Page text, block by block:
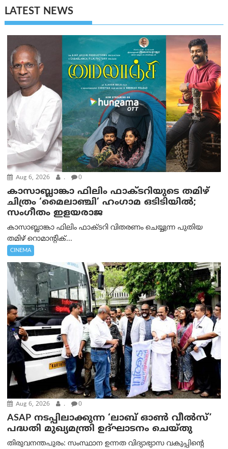
LATEST NEWS
Aug 6, 2026 . 0
കാസാബ്ലാങ്കാ ഫിലിം ഫാക്ടറിയുടെ തമിഴ്
ചിത്രം ‘മൈലാഞ്ചി’ ഹംഗാമ ഒടിടിയിൽ;
സംഗീതം ഇളയരാജ
കാസാബ്ലാങ്കാ ഫിലിം ഫാക്ടറി വിതരണം ചെയ്യുന്ന പുതിയ
തമിഴ് റൊമാന്റിക്...
CINEMA
Aug 6, 2026 . 0
ASAP നടപ്പിലാക്കുന്ന ‘ലാബ് ഓൺ വീൽസ്’
പദ്ധതി മുഖ്യമന്ത്രി ഉദ്ഘാടനം ചെയ്തു
തിരുവനന്തപുരം: സംസ്ഥാന ഉന്നത വിദ്യാഭ്യാസ വകുപ്പിന്റെ